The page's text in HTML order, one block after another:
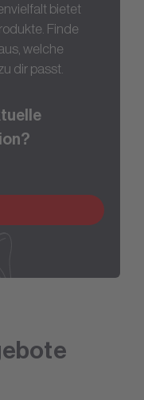
bietet
Finde
welche
dir passt.